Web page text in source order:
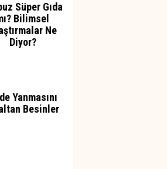
Süper Gıda
Bilimsel
Ne
Diyor?
Yanmasını
Besinler